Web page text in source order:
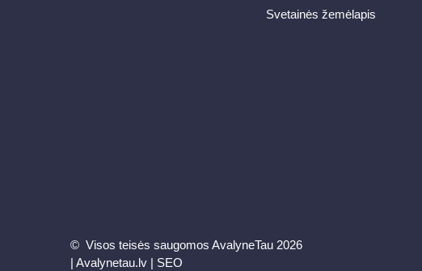
Svetainės žemėlapis
© Visos teisės saugomos AvalyneTau 2026
| Avalynetau.lv | SEO